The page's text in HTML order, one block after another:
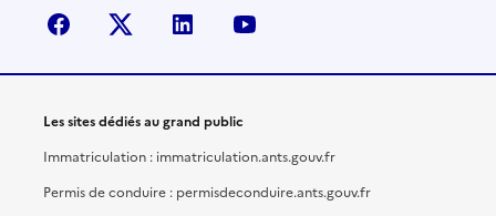
facebook X (anciennement Twitter)
linkedin
Les sites dédiés au grand public
Immatriculation : immatriculation.ants.gouv.fr
Permis de conduire : permisdeconduire.ants.gouv.fr